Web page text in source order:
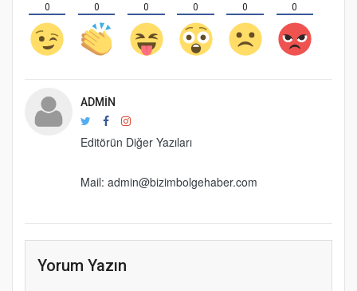
0 0 0 0 0 0
ADMIN
Editörün Diğer Yazıları
Mail: admin@bizimbolgehaber.com
Yorum Yazın